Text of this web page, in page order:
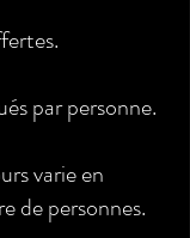
par personne.
varie en
de personnes.